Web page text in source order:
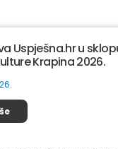
Uspješna.hr u
Krapina 2026.